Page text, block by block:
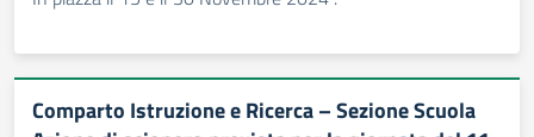
Comparto Istruzione e Ricerca – Sezione Scuola